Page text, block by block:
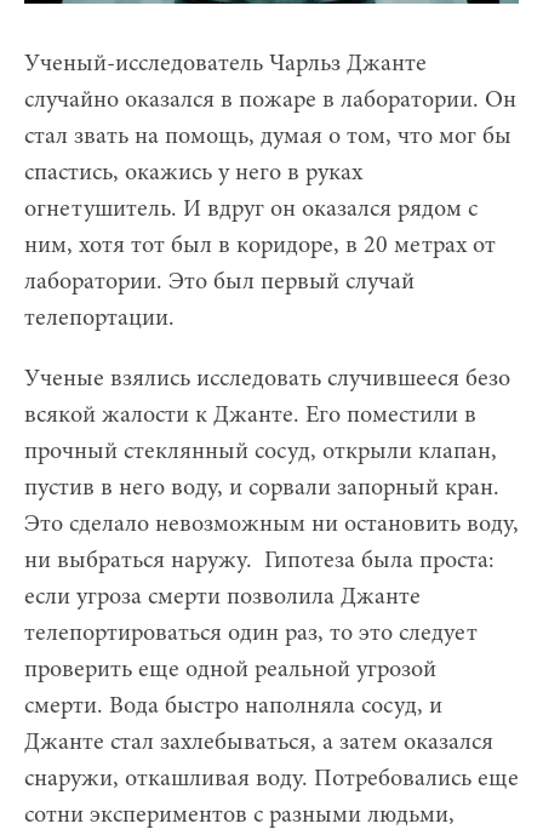
Ученый-исследователь Чарльз Джанте
случайно оказался в пожаре в лаборатории. Он
стал звать на помощь, думая о том, что мог бы
спастись, окажись у него в руках
огнетушитель. И вдруг он оказался рядом с
ним, хотя тот был в коридоре, в 20 метрах от
лаборатории. Это был первый случай
телепортации.
Ученые взялись исследовать случившееся безо
всякой жалости к Джанте. Его поместили в
прочный стеклянный сосуд, открыли клапан,
пустив в него воду, и сорвали запорный кран.
Это сделало невозможным ни остановить воду,
ни выбраться наружу. Гипотеза была проста:
если угроза смерти позволила Джанте
телепортироваться один раз, то это следует
проверить еще одной реальной угрозой
смерти. Вода быстро наполняла сосуд, и
Джанте стал захлебываться, а затем оказался
снаружи, откашливая воду. Потребовались еще
сотни экспериментов с разными людьми,